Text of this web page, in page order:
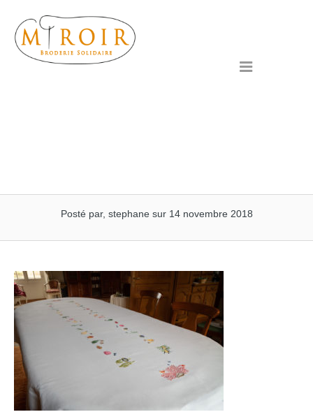
contenu
Menu
Posté par, stephane sur 14 novembre 2018